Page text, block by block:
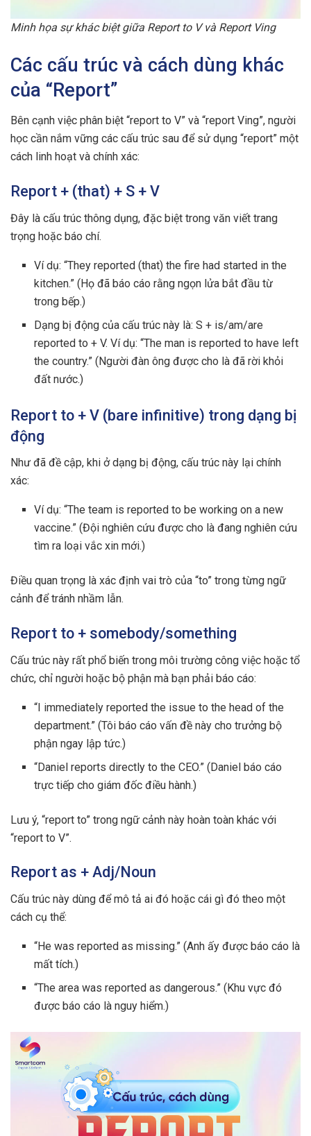
Minh họa sự khác biệt giữa Report to V và Report Ving
Các cấu trúc và cách dùng khác
của “Report”
Bên cạnh việc phân biệt “report to V” và “report Ving”, người
học cần nắm vững các cấu trúc sau để sử dụng “report” một
cách linh hoạt và chính xác:
Report + (that) + S + V
Đây là cấu trúc thông dụng, đặc biệt trong văn viết trang
trọng hoặc báo chí.
Ví dụ: “They reported (that) the fire had started in the
kitchen.” (Họ đã báo cáo rằng ngọn lửa bắt đầu từ
trong bếp.)
Dạng bị động của cấu trúc này là: S + is/am/are
reported to + V. Ví dụ: “The man is reported to have left
the country.” (Người đàn ông được cho là đã rời khỏi
đất nước.)
Report to + V (bare infinitive) trong dạng bị
động
Như đã đề cập, khi ở dạng bị động, cấu trúc này lại chính
xác:
Ví dụ: “The team is reported to be working on a new
vaccine.” (Đội nghiên cứu được cho là đang nghiên cứu
tìm ra loại vắc xin mới.)
Điều quan trọng là xác định vai trò của “to” trong từng ngữ
cảnh để tránh nhầm lẫn.
Report to + somebody/something
Cấu trúc này rất phổ biến trong môi trường công việc hoặc tổ
chức, chỉ người hoặc bộ phận mà bạn phải báo cáo:
“I immediately reported the issue to the head of the
department.” (Tôi báo cáo vấn đề này cho trưởng bộ
phận ngay lập tức.)
“Daniel reports directly to the CEO.” (Daniel báo cáo
trực tiếp cho giám đốc điều hành.)
Lưu ý, “report to” trong ngữ cảnh này hoàn toàn khác với
“report to V”.
Report as + Adj/Noun
Cấu trúc này dùng để mô tả ai đó hoặc cái gì đó theo một
cách cụ thể:
“He was reported as missing.” (Anh ấy được báo cáo là
mất tích.)
“The area was reported as dangerous.” (Khu vực đó
được báo cáo là nguy hiểm.)